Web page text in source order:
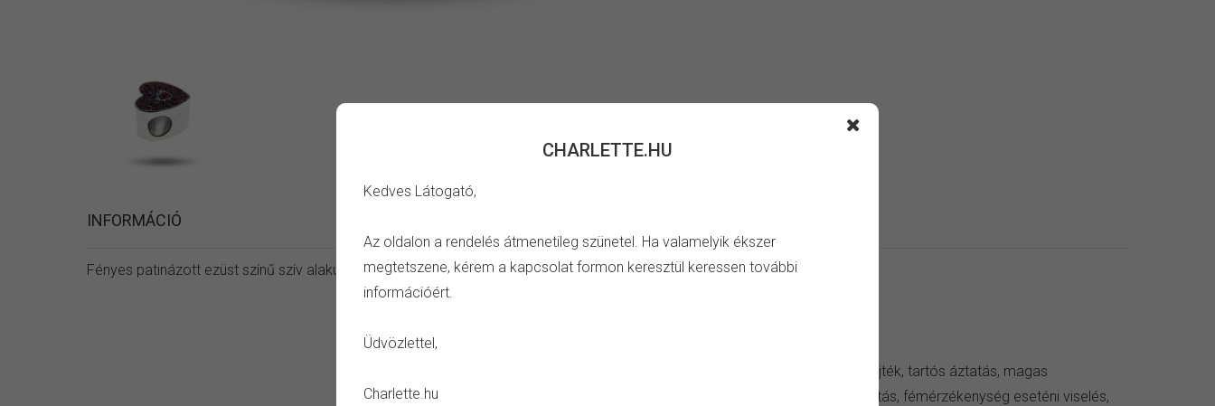
CHARLETTE.HU
Kedves Látogató,
Az oldalon a rendelés átmenetileg szünetel. Ha valamelyik ékszer
megtetszene, kérem a kapcsolat formon keresztül keressen további
információért.
Üdvözlettel,
Charlette.hu
INFORMÁCIÓ
Fényes patinázott ezüst színű szív alakú bíbor köves charm. Szín:ezüst, bíbor
szappan, sampon, vegyszer, verejték, tartós áztatás, magas
páratartalom, ütés vagy negatív külső hatás, fémérzékenység eseténi viselés,